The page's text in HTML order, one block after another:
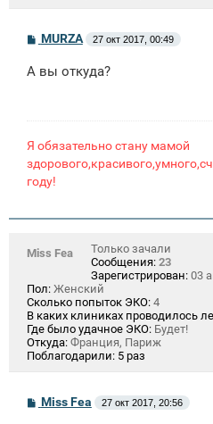
С
б
MURZA 27 окт 2017, 00:49
А вы откуда?
Я обязательно стану мамой
году!
Miss Fea
Только зачали
Сообщения: 23
Зарегистрирован: 03
Пол: Женский
Сколько попыток ЭКО: 4
В каких клиниках проводилось
Где было удачное ЭКО: Будет!
Откуда: Франция, Париж
Поблагодарили: 5 раз
С
о
Miss Fea 27 окт 2017, 20:56